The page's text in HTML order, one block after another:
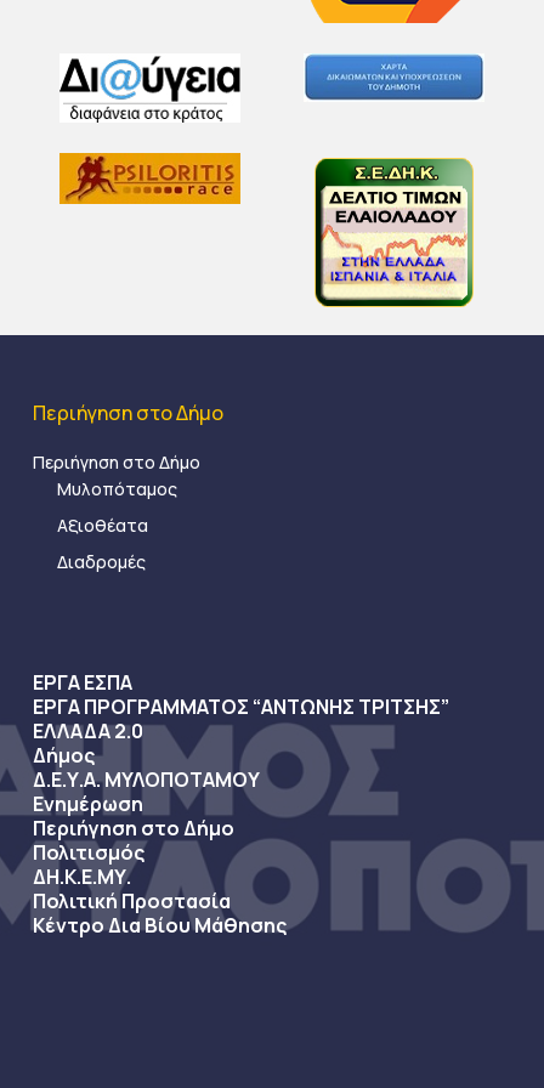
Περιήγηση στο Δήμο
Περιήγηση στο Δήμο
Μυλοπόταμος
Αξιοθέατα
Διαδρομές
ΕΡΓΑ ΕΣΠΑ
ΕΡΓΑ ΠΡΟΓΡΑΜΜΑΤΟΣ “ΑΝΤΩΝΗΣ ΤΡΙΤΣΗΣ”
ΕΛΛΑΔΑ 2.0
Δήμος
Δ.Ε.Υ.Α. ΜΥΛΟΠΟΤΑΜΟΥ
Ενημέρωση
Περιήγηση στο Δήμο
Πολιτισμός
ΔΗ.Κ.Ε.ΜΥ.
Πολιτική Προστασία
Κέντρο Δια Βίου Μάθησης